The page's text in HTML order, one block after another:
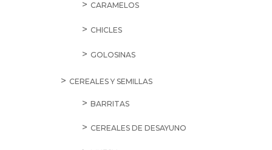
CARAMELOS
CHICLES
GOLOSINAS
CEREALES Y SEMILLAS
BARRITAS
CEREALES DE DESAYUNO